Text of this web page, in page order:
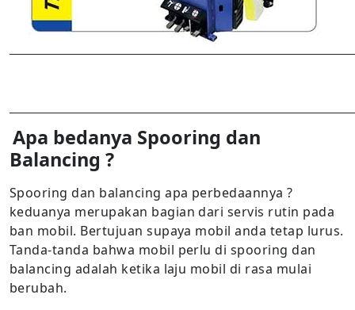
Apa bedanya Spooring dan
Balancing ?
Spooring dan balancing apa perbedaannya ?
keduanya merupakan bagian dari servis rutin pada
ban mobil. Bertujuan supaya mobil anda tetap lurus.
Tanda-tanda bahwa mobil perlu di spooring dan
balancing adalah ketika laju mobil di rasa mulai
berubah.